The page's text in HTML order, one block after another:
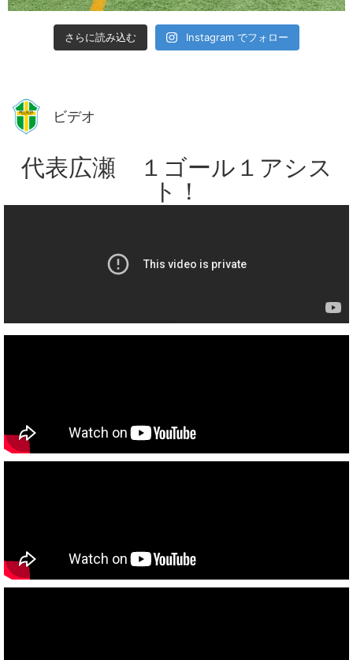
さらに読み込む Instagram でフォロー
ビデオ
代表広瀬 １ゴール１アシス
ト！